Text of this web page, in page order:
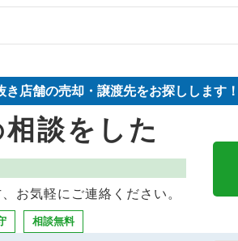
一覧
覧
一覧
却物件の案件一覧
き店舗の売却・譲渡先をお探しします！
相談をした
お気軽にご連絡ください。
相談無料